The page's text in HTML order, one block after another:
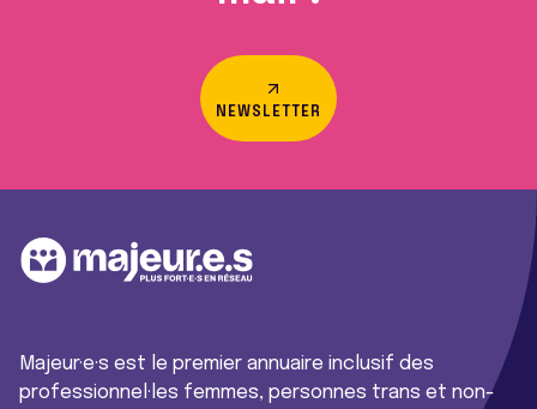
NEWSLETTER
Majeur·e·s est le premier annuaire inclusif des
professionnel·les femmes, personnes trans et non-